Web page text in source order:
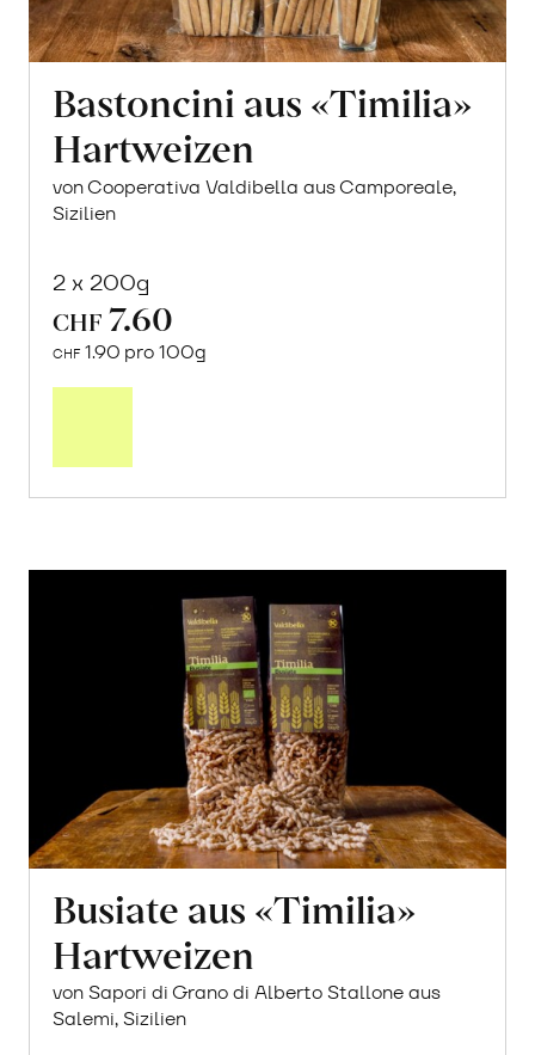
Bastoncini aus «Timilia»
Hartweizen
von Cooperativa Valdibella aus Camporeale,
Sizilien
2 x 200g
CHF 7.60
CHF 1.90 pro 100g
Busiate aus «Timilia»
Hartweizen
von Sapori di Grano di Alberto Stallone aus
Salemi, Sizilien